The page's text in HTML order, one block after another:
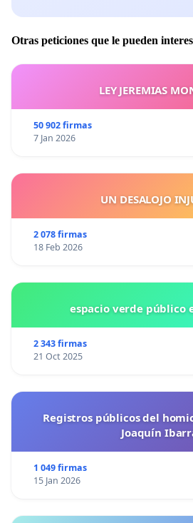
Otras peticiones que le pueden
LEY JEREMIAS
50 902 firmas
7 Jan 2026
UN DESALOJO
2 078 firmas
18 Feb 2026
espacio verde público
2 343 firmas
21 Oct 2025
Registros públicos del
Joaquín
1 049 firmas
15 Jan 2026